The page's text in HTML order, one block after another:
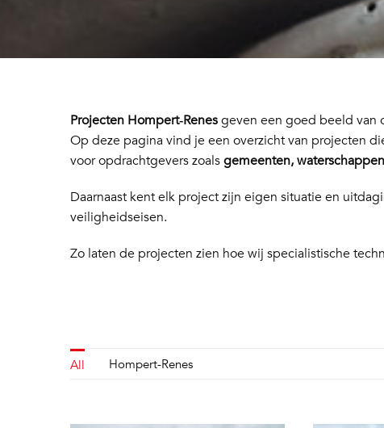
Projecten Hompert‑Renesgeven een goed beeld van
Op deze pagina vind je een overzicht van projecten
voor opdrachtgevers zoalsgemeenten,
Daarnaast kent elk project zijn eigen situatie en
veiligheidseisen.
Zo laten de projecten zien hoe wij specialistische
All Hompert-Renes